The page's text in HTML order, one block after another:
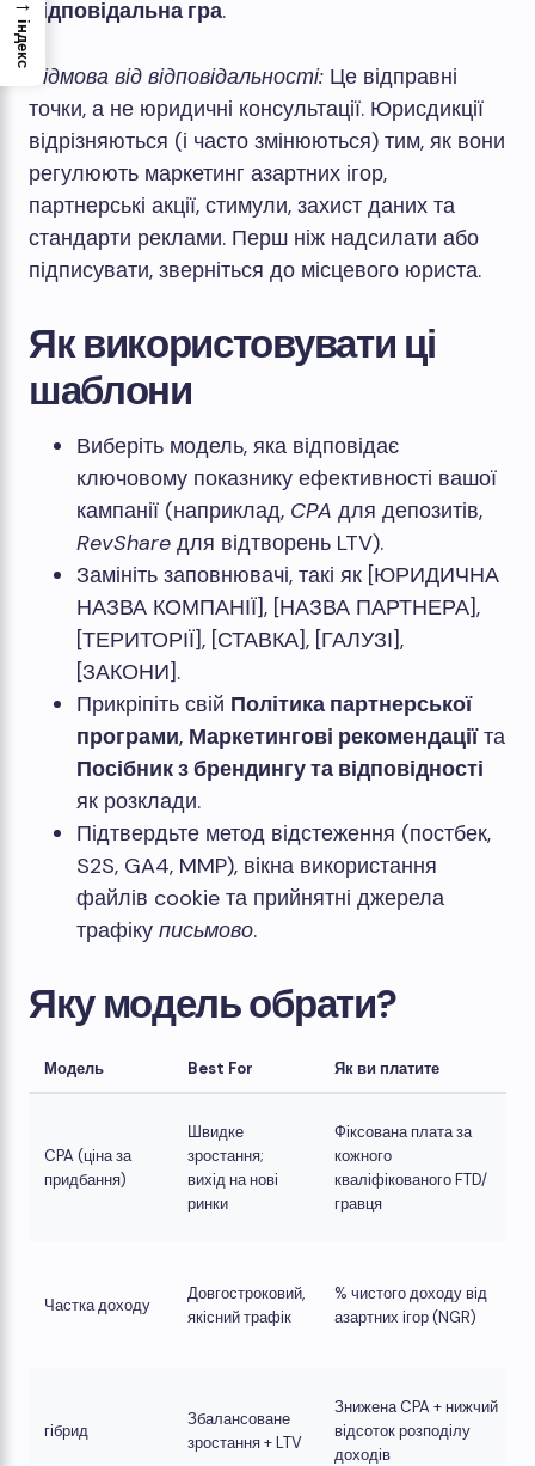
відповідальна гра.
Відмова від відповідальності: Це відправні
точки, а не юридичні консультації. Юрисдикції
відрізняються (і часто змінюються) тим, як вони
регулюють маркетинг азартних ігор,
партнерські акції, стимули, захист даних та
стандарти реклами. Перш ніж надсилати або
підписувати, зверніться до місцевого юриста.
Як використовувати ці
шаблони
Виберіть модель, яка відповідає
ключовому показнику ефективності вашої
кампанії (наприклад, CPA для депозитів,
RevShare для відтворень LTV).
Замініть заповнювачі, такі як [ЮРИДИЧНА
НАЗВА КОМПАНІЇ], [НАЗВА ПАРТНЕРА],
[ТЕРИТОРІЇ], [СТАВКА], [ГАЛУЗІ],
[ЗАКОНИ].
Прикріпіть свій Політика партнерської
програми, Маркетингові рекомендаціїта
Посібник з брендингу та відповідності
як розклади.
Підтвердьте метод відстеження (постбек,
S2S, GA4, MMP), вікна використання
файлів cookie та прийнятні джерела
трафіку письмово.
Яку модель обрати?
Модель Best For Як ви платите
CPA (ціна за
придбання)
Швидке
зростання;
вихід на нові
ринки
Фіксована плата за
кожного
кваліфікованого FTD/
гравця
Частка доходу
Довгостроковий,
якісний трафік
% чистого доходу від
азартних ігор (NGR)
гібрид
Збалансоване
зростання + LTV
Знижена CPA + нижчий
відсоток розподілу
доходів
індекс